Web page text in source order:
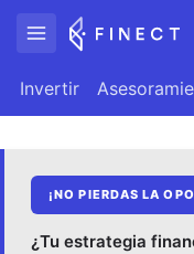
Invertir
¡NO PIERDAS LA
¿Tu estrategia